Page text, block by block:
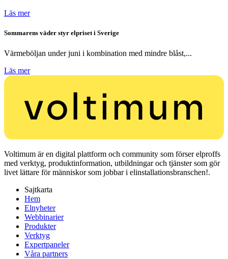
Läs mer
Sommarens väder styr elpriset i Sverige
Värmeböljan under juni i kombination med mindre blåst,...
Läs mer
Voltimum är en digital plattform och community som förser elproffs
med verktyg, produktinformation, utbildningar och tjänster som gör
livet lättare för människor som jobbar i elinstallationsbranschen!.
Sajtkarta
Hem
Elnyheter
Webbinarier
Produkter
Verktyg
Expertpaneler
Våra partners